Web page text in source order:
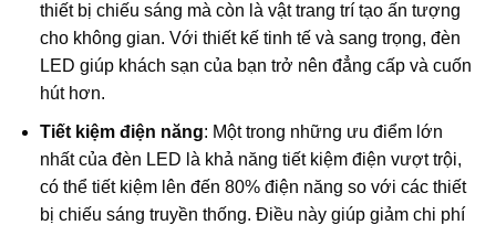
thiết bị chiếu sáng mà còn là vật trang trí tạo ấn tượng
cho không gian. Với thiết kế tinh tế và sang trọng, đèn
LED giúp khách sạn của bạn trở nên đẳng cấp và cuốn
hút hơn.
Tiết kiệm điện năng: Một trong những ưu điểm lớn
nhất của đèn LED là khả năng tiết kiệm điện vượt trội,
có thể tiết kiệm lên đến 80% điện năng so với các thiết
bị chiếu sáng truyền thống. Điều này giúp giảm chi phí